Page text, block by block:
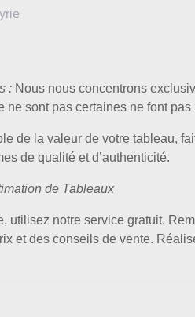
: Nous nous concentrons
ne sont pas certaines ne font
de la valeur de votre tableau,
de qualité et d’authenticité.
de Tableaux
utilisez notre service gratuit.
et des conseils de vente.